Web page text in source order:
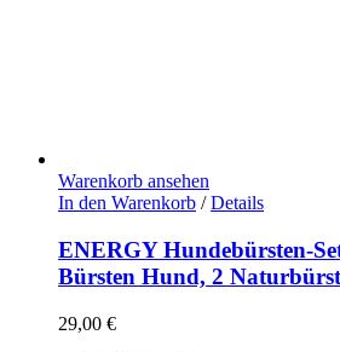
Warenkorb ansehen
In den Warenkorb / Details
ENERGY Hundebürsten-
Bürsten Hund, 2
29,00 €